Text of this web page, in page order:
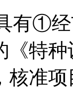
有①
《特
核准